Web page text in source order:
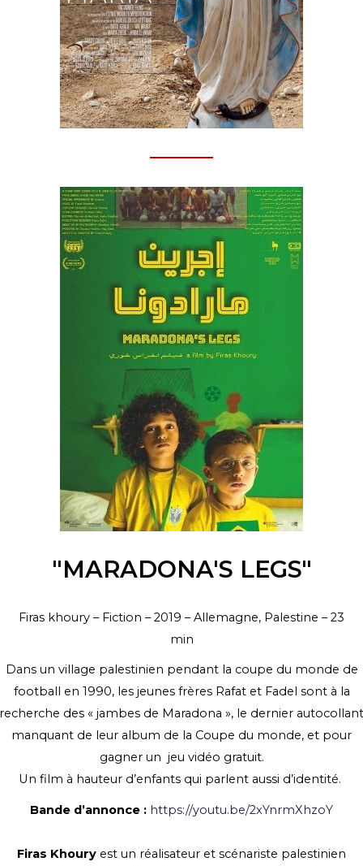
"MARADONA'S LEGS"
Firas khoury – Fiction – 2019 – Allemagne, Palestine – 23
min
Dans un village palestinien pendant la coupe du monde de
football en 1990, les jeunes frères Rafat et Fadel sont à la
recherche des « jambes de Maradona », le dernier autocollant
manquant de leur album de la Coupe du monde, et pour
gagner un jeu vidéo gratuit.
Un film à hauteur d’enfants qui parlent aussi d’identité.
Bande d’annonce : https://youtu.be/2xYnrmXhzoY
Firas Khoury est un réalisateur et scénariste palestinien